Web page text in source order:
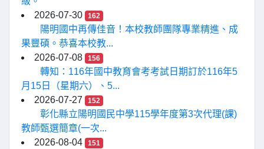
2026-07-30
162
陽明國中再傳佳音！本校教師團隊專業精進、成
果豐碩。恭喜本校教...
2026-07-08
156
轉知：116年國中教育會考考試日期訂於116年5
月15日（星期六）、5...
2026-07-27
152
彰化縣立陽明國民中學115學年度第3次代理(課)
教師甄選簡章(一次...
2026-08-04
151